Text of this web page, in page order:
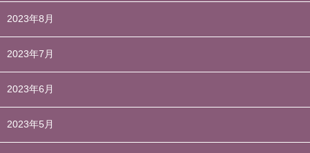
2023年8月
2023年7月
2023年6月
2023年5月